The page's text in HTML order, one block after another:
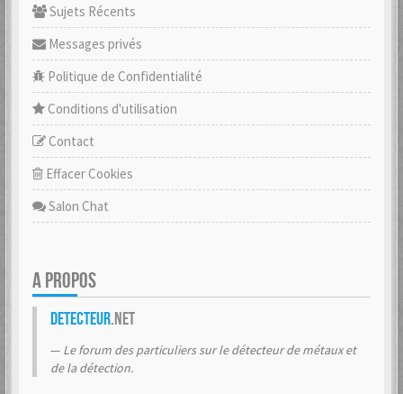
Sujets Récents
Messages privés
Politique de Confidentialité
Conditions d'utilisation
Contact
Effacer Cookies
Salon Chat
A PROPOS
Detecteur.net
Le forum des particuliers sur le détecteur de métaux et
de la détection.